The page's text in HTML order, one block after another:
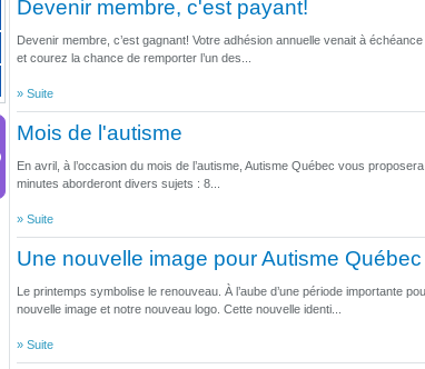
Devenir membre, c'est payant!
Devenir membre, c’est gagnant! Votre adhésion annuelle venait à
et courez la chance de remporter l’un des...
» Suite
Mois de l'autisme
En avril, à l’occasion du mois de l’autisme, Autisme Québec vous
minutes aborderont divers sujets : 8...
» Suite
Une nouvelle image pour Autisme Québec
Le printemps symbolise le renouveau. À l’aube d’une période importante
nouvelle image et notre nouveau logo. Cette nouvelle identi...
» Suite